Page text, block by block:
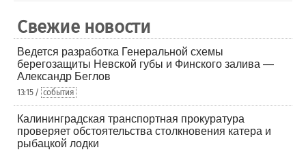
Свежие новости
Ведется разработка Генеральной схемы
берегозащиты Невской губы и Финского залива —
Александр Беглов
13:15 / события
Калининградская транспортная прокуратура
проверяет обстоятельства столкновения катера и
рыбацкой лодки